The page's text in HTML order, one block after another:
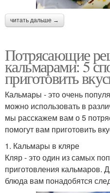
читать дальше →
Потрясающие
кальмарами: 5
приготовить
Кальмары - это очень
можно использовать в
мы расскажем вам о 5
помогут вам приготовить
1. Кальмары в кляре
Кляр - это один из самых
приготовления кальмаров.
блюда вам понадобятся